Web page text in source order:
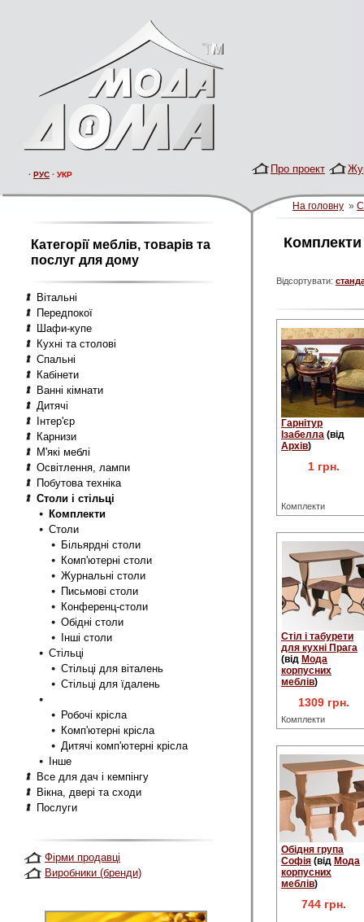
· РУС · УКР Про проект
На головну »
Категорії меблів, товарів та
послуг для дому
Вітальні
Передпокої
Шафи-купе
Кухні та столові
Спальні
Кабінети
Ванні кімнати
Дитячі
Інтер'єр
Карнизи
М'які меблі
Освітлення, лампи
Побутова техніка
Столи і стільці
Комплекти
Столи
Більярдні столи
Комп'ютерні столи
Журнальні столи
Письмові столи
Конференц-столи
Обідні столи
Інші столи
Стільці
Стільці для віталень
Стільці для їдалень
Робочі крісла
Комп'ютерні крісла
Дитячі комп'ютерні крісла
Інше
Все для дач і кемпінгу
Вікна, двері та сходи
Послуги
Фірми продавці
Виробники (бренди)
Комплекти
Відсортувати:
Гарнітур
Ізабелла (від
Архів)
1 грн.
Комплекти
Стіл і табурети
для кухні Прага
(від Мода
корпусних
меблів)
1309 грн.
Комплекти
Обідня група
Софія (від Мода
корпусних
меблів)
744 грн.